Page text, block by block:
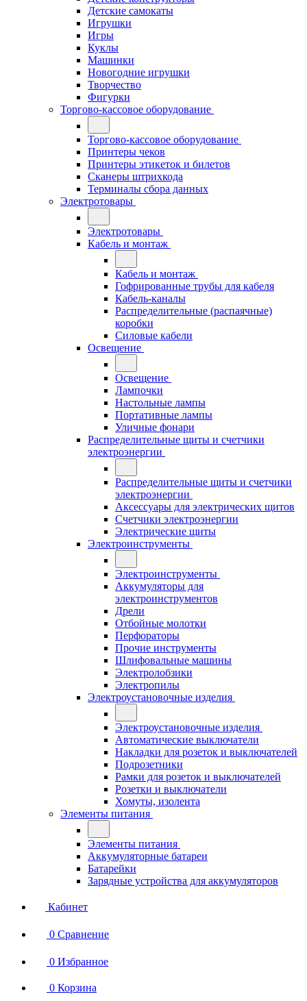
Детские самокаты
Игрушки
Игры
Куклы
Машинки
Новогодние игрушки
Творчество
Фигурки
Торгово-кассовое оборудование
Торгово-кассовое оборудование
Принтеры чеков
Принтеры этикеток и билетов
Сканеры штрихкода
Терминалы сбора данных
Электротовары
Электротовары
Кабель и монтаж
Кабель и монтаж
Гофрированные трубы для кабеля
Кабель-каналы
Распределительные (распаячные)
коробки
Силовые кабели
Освещение
Освещение
Лампочки
Настольные лампы
Портативные лампы
Уличные фонари
Распределительные щиты и счетчики
электроэнергии
Распределительные щиты и счетчики
электроэнергии
Аксессуары для электрических щитов
Счетчики электроэнергии
Электрические щиты
Электроинструменты
Электроинструменты
Аккумуляторы для
электроинструментов
Дрели
Отбойные молотки
Перфораторы
Прочие инструменты
Шлифовальные машины
Электролобзики
Электропилы
Электроустановочные изделия
Электроустановочные изделия
Автоматические выключатели
Накладки для розеток и выключателей
Подрозетники
Рамки для розеток и выключателей
Розетки и выключатели
Хомуты, изолента
Элементы питания
Элементы питания
Аккумуляторные батареи
Батарейки
Зарядные устройства для аккумуляторов
Кабинет
0 Сравнение
0 Избранное
0 Корзина